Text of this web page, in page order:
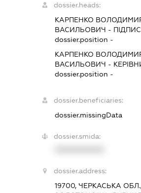
dossier.heads:
КАРПЕНКО
ВАСИЛЬОВИЧ -
dossier.position -
КАРПЕНКО
ВАСИЛЬОВИЧ -
dossier.position -
dossier.beneficiaries:
dossier.missingData
dossier.smida:
dossier.address:
19700, ЧЕРКАСЬКА